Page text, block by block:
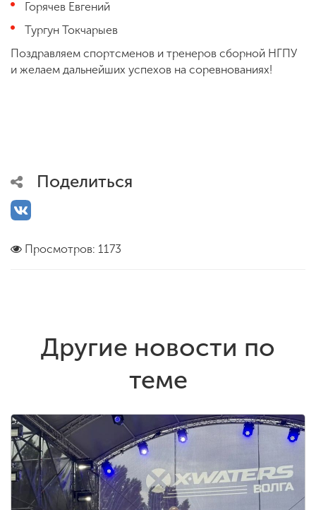
Горячев Евгений
Тургун Токчарыев
Поздравляем спортсменов и тренеров сборной НГПУ
и желаем дальнейших успехов на соревнованиях!
Поделиться
Просмотров: 1173
Другие новости по
теме